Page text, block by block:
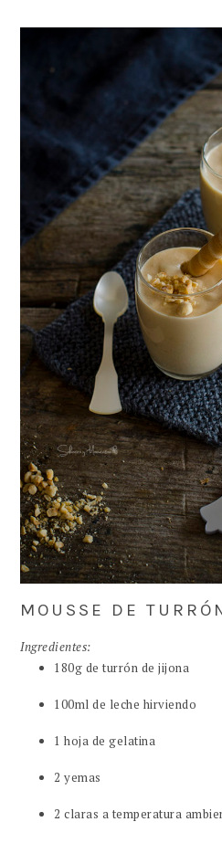
MOUSSE DE
Ingredientes:
180g de turrón de jijona
100ml de leche hirviendo
1 hoja de gelatina
2 yemas
2 claras a temperatura